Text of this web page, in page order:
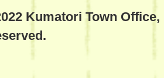
Kumatori Town Office,